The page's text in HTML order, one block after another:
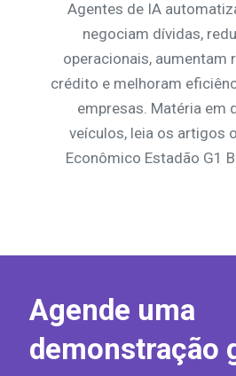
Agentes de IA
negociam dívidas,
operacionais, aumentam
crédito e melhoram
empresas. Matéria em
veículos, leia os artigos
Econômico Estadão G1
Agende uma
demonstração